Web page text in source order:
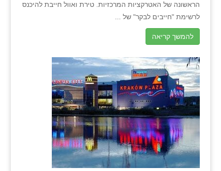
הראשונה של האטרקציות המרכזיות. טירת ואוול חייבת להיכנס
לרשימת "חייבים לבקר" של ...
להמשך קריאה